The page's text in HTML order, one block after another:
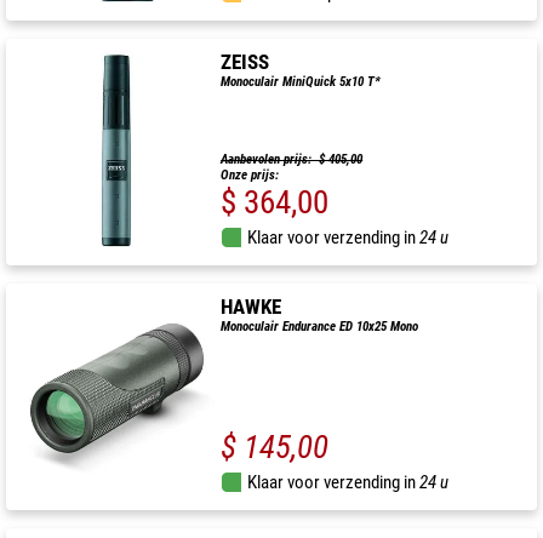
ZEISS
Monoculair MiniQuick 5x10 T*
Aanbevolen prijs: $ 405,00
Onze prijs:
$ 364,00
Klaar voor verzending in24 u
HAWKE
Monoculair Endurance ED 10x25 Mono
$ 145,00
Klaar voor verzending in24 u